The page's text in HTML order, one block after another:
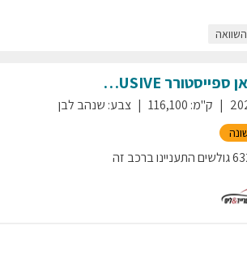
ספייסטורר EXCLUSIVE
ק"מ:
116,100 צבע: שנהב לבן
גולשים התעניינו ברכב זה